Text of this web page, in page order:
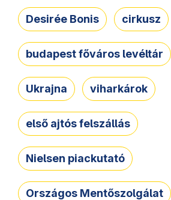
Desirée Bonis cirkusz
budapest főváros levéltár
Ukrajna viharkárok
első ajtós felszállás
Nielsen piackutató
Országos Mentőszolgálat